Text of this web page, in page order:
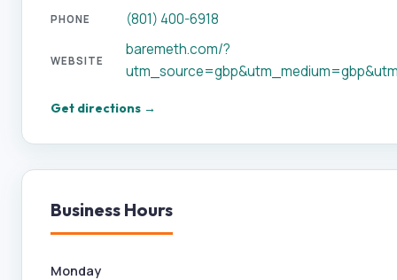
PHONE (801) 400-6918
WEBSITE
baremeth.com/?
Get directions →
Business Hours
Monday